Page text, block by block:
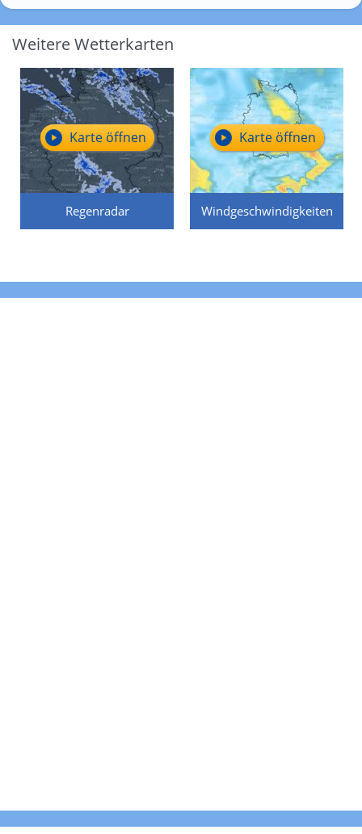
Weitere Wetterkarten
Regenradar
Karte öffnen
Windgeschwindigkeiten
Karte öffnen